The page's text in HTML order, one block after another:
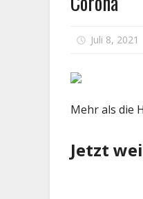
Gesundheit
Juli 8, 2021
Mehr als die
Jetzt